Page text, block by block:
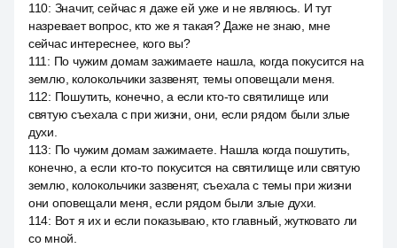
110: Значит, сейчас я даже ей уже и не являюсь. И тут
назревает вопрос, кто же я такая? Даже не знаю, мне
сейчас интереснее, кого вы?
111 : По чужим домам зажимаете нашла, когда покусится на
землю, колокольчики зазвенят, темы оповещали меня.
112: Пошутить, конечно, а если кто-то святилище или
святую съехала с при жизни, они, если рядом были злые
духи.
113: По чужим домам зажимаете. Нашла когда пошутить,
конечно, а если кто-то покусится на святилище или святую
землю, колокольчики зазвенят, съехала с темы при жизни
они оповещали меня, если рядом были злые духи.
114: Вот я их и если показываю, кто главный, жутковато ли
со мной.